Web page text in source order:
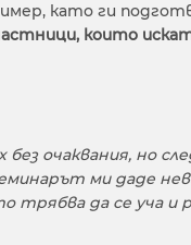
като ги
които
очаквания, но
ми даде
трябва да се уча и